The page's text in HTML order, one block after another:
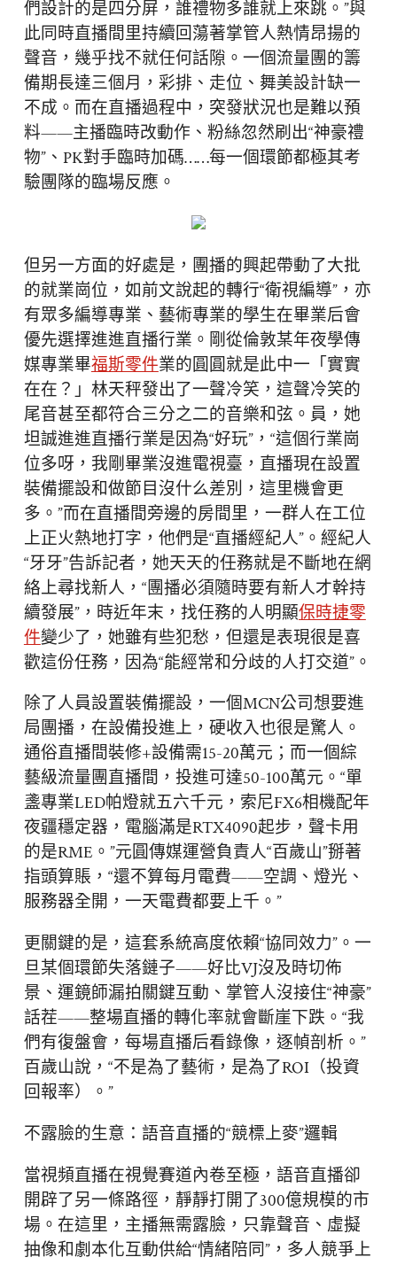
們設計的是四分屏，誰禮物多誰就上來跳。”與
此同時直播間里持續回蕩著掌管人熱情昂揚的
聲音，幾乎找不就任何話隙。一個流量團的籌
備期長達三個月，彩排、走位、舞美設計缺一
不成。而在直播過程中，突發狀況也是難以預
料——主播臨時改動作、粉絲忽然刷出“神豪禮
物”、PK對手臨時加碼……每一個環節都極其考
驗團隊的臨場反應。
但另一方面的好處是，團播的興起帶動了大批
的就業崗位，如前文說起的轉行“衛視編導”，亦
有眾多編導專業、藝術專業的學生在畢業后會
優先選擇進進直播行業。剛從倫敦某年夜學傳
媒專業畢福斯零件業的圓圓就是此中一「實實
在在？」林天秤發出了一聲冷笑，這聲冷笑的
尾音甚至都符合三分之二的音樂和弦。員，她
坦誠進進直播行業是因為“好玩”，“這個行業崗
位多呀，我剛畢業沒進電視臺，直播現在設置
裝備擺設和做節目沒什么差別，這里機會更
多。”而在直播間旁邊的房間里，一群人在工位
上正火熱地打字，他們是“直播經紀人”。經紀人
“牙牙”告訴記者，她天天的任務就是不斷地在網
絡上尋找新人，“團播必須隨時要有新人才幹持
續發展”，時近年末，找任務的人明顯保時捷零
件變少了，她雖有些犯愁，但還是表現很是喜
歡這份任務，因為“能經常和分歧的人打交道”。
除了人員設置裝備擺設，一個MCN公司想要進
局團播，在設備投進上，硬收入也很是驚人。
通俗直播間裝修+設備需15-20萬元；而一個綜
藝級流量團直播間，投進可達50-100萬元。“單
盞專業LED帕燈就五六千元，索尼FX6相機配年
夜疆穩定器，電腦滿是RTX4090起步，聲卡用
的是RME。”元圓傳媒運營負責人“百歲山”掰著
指頭算賬，“還不算每月電費——空調、燈光、
服務器全開，一天電費都要上千。”
更關鍵的是，這套系統高度依賴“協同效力”。一
旦某個環節失落鏈子——好比VJ沒及時切佈
景、運鏡師漏拍關鍵互動、掌管人沒接住“神豪”
話茬——整場直播的轉化率就會斷崖下跌。“我
們有復盤會，每場直播后看錄像，逐幀剖析。”
百歲山說，“不是為了藝術，是為了ROI（投資
回報率）。”
不露臉的生意：語音直播的“競標上麥”邏輯
當視頻直播在視覺賽道內卷至極，語音直播卻
開辟了另一條路徑，靜靜打開了300億規模的市
場。在這里，主播無需露臉，只靠聲音、虛擬
抽像和劇本化互動供給“情緒陪同”，多人競爭上